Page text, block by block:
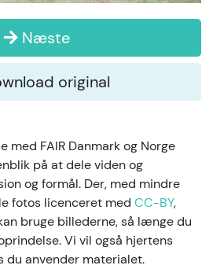
Næste
original
FAIR Danmark og Norge
på at dele viden og
og formål. Der, med mindre
fotos licenceret med CC-BY,
bruge billederne, så længe du
Vi vil også hjertens
du anvender materialet.